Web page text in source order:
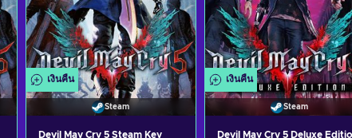
เงินคืน
Steam
Devil May Cry 5 Steam Key
เงินคืน
Steam
Devil May Cry 5 Deluxe